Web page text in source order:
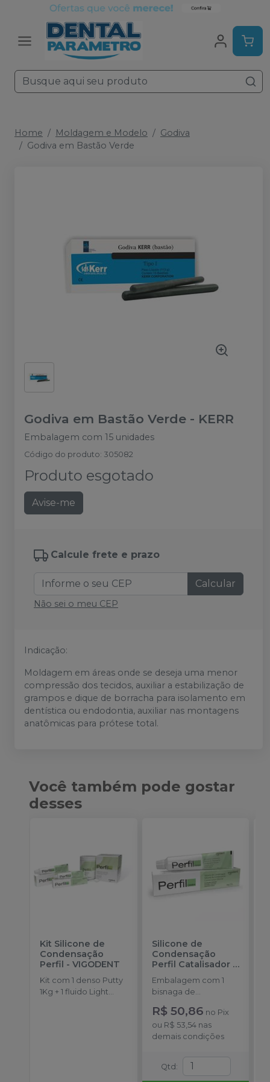
Home Moldagem e Modelo
Godiva
Godiva em Bastão Verde
Godiva em Bastão Verde - KERR
Embalagem com 15 unidades
Código do produto: 305082
Produto esgotado
Avise-me
Calcule frete e prazo
Calcular
Não sei o meu CEP
Indicação:
Moldagem em áreas onde se deseja uma menor
compressão dos tecidos, auxiliar a estabilização de
grampos e dique de borracha para isolamento em
dentística ou endodontia, auxiliar nas montagens
anatômicas para prótese total.
Você também pode gostar
desses
Kit Silicone de
Condensação
Perfil -VIGODENT
Kit com 1 denso Putty
1Kg + 1 fluido Light
Silicone de
Condensação
Perfil Catalisador-
VIGODENT
Embalagem com 1
bisnaga de
catalisador com 50g.
R$ 50,86 no Pix
ou R$ 53,54nas
demais condições
Qtd :